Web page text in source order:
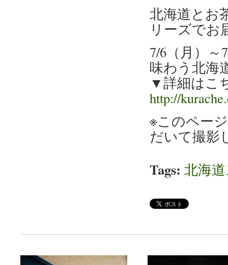
北海道とお
リーズでお
7/6（月）～
味わう北海
▼詳細はこ
http://
※このペー
だいて撮影
Tags: 北海